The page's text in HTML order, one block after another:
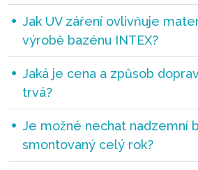
Jak UV záření ovlivňuje
výrobě bazénu INTEX?
Jaká je cena a způsob
trvá?
Je možné nechat nadzemní
smontovaný celý rok?